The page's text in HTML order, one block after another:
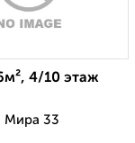
4/10 этаж
Мира 33